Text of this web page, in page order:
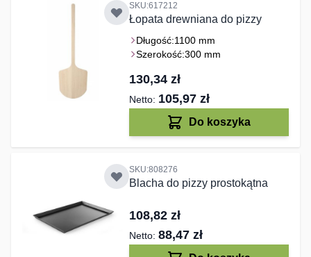
SKU:617212
Łopata drewniana do pizzy
Długość:1100 mm
Szerokość:300 mm
130,34 zł
105,97 zł
Do koszyka
SKU:808276
Blacha do pizzy prostokątna
108,82 zł
88,47 zł